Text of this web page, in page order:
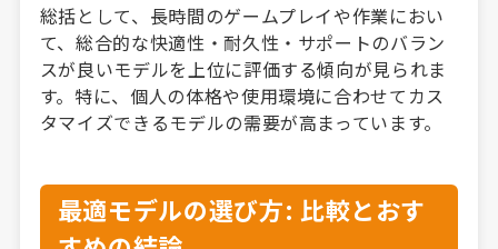
総括として、長時間のゲームプレイや作業におい
て、総合的な快適性・耐久性・サポートのバラン
スが良いモデルを上位に評価する傾向が見られま
す。特に、個人の体格や使用環境に合わせてカス
タマイズできるモデルの需要が高まっています。
最適モデルの選び方: 比較とおす